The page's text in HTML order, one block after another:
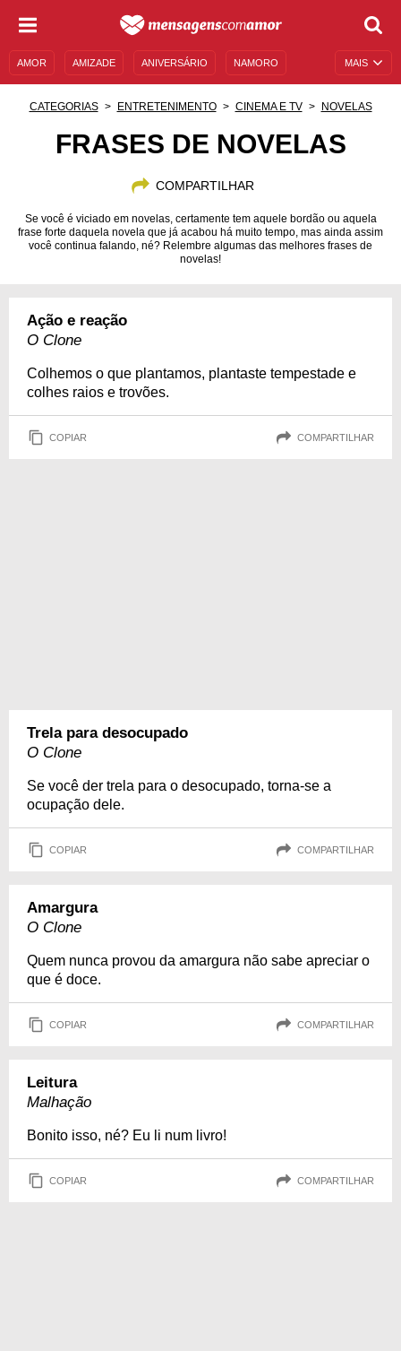
MAIS
AMOR AMIZADE ANIVERSÁRIO NAMORO
CATEGORIAS ENTRETENIMENTO CINEMA E TV NOVELAS
FRASES DE NOVELAS
COMPARTILHAR
Se você é viciado em novelas, certamente tem aquele bordão ou aquela
frase forte daquela novela que já acabou há muito tempo, mas ainda assim
você continua falando, né? Relembre algumas das melhores frases de
novelas!
Ação e reação
O Clone
Colhemos o que plantamos, plantaste tempestade e
colhes raios e trovões.
COPIAR COMPARTILHAR
Trela para desocupado
O Clone
Se você der trela para o desocupado, torna-se a
ocupação dele.
COPIAR COMPARTILHAR
Amargura
O Clone
Quem nunca provou da amargura não sabe apreciar o
que é doce.
COPIAR COMPARTILHAR
Leitura
Malhação
Bonito isso, né? Eu li num livro!
COPIAR COMPARTILHAR